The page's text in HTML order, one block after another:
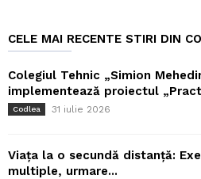
CELE MAI RECENTE STIRI DIN
Colegiul Tehnic „Simion
implementează proiectul
Codlea 31 iulie 2026
Viața la o secundă distanță:
multiple, urmare...